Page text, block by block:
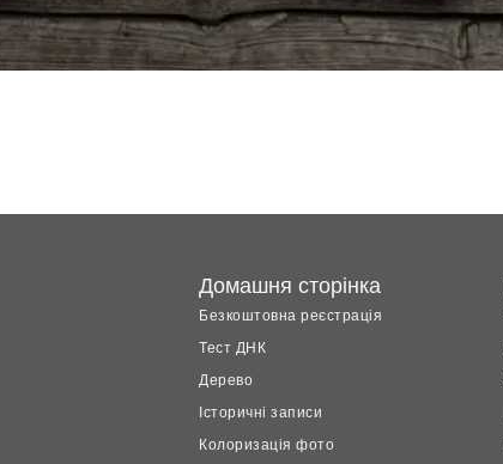
Домашня сторінка
Безкоштовна реєстрація
Тест ДНК
Дерево
Історичні записи
Колоризація фото